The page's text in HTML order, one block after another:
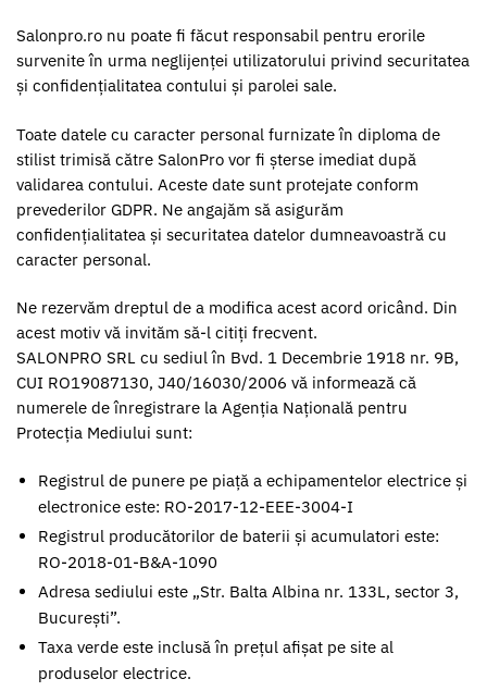
Salonpro.ro nu poate fi făcut responsabil pentru erorile
survenite în urma neglijenței utilizatorului privind securitatea
și confidențialitatea contului și parolei sale.
Toate datele cu caracter personal furnizate în diploma de
stilist trimisă către SalonPro vor fi șterse imediat după
validarea contului. Aceste date sunt protejate conform
prevederilor GDPR. Ne angajăm să asigurăm
confidențialitatea și securitatea datelor dumneavoastră cu
caracter personal.
Ne rezervăm dreptul de a modifica acest acord oricând. Din
acest motiv vă invităm să-l citiți frecvent.
SALONPRO SRL cu sediul în Bvd. 1 Decembrie 1918 nr. 9B,
CUI RO19087130, J40/16030/2006 vă informează că
numerele de înregistrare la Agenția Națională pentru
Protecția Mediului sunt:
Registrul de punere pe piață a echipamentelor electrice și
electronice este: RO-2017-12-EEE-3004-I
Registrul producătorilor de baterii și acumulatori este:
RO-2018-01-B&A-1090
Adresa sediului este „Str. Balta Albina nr. 133L, sector 3,
București”.
Taxa verde este inclusă în prețul afișat pe site al
produselor electrice.